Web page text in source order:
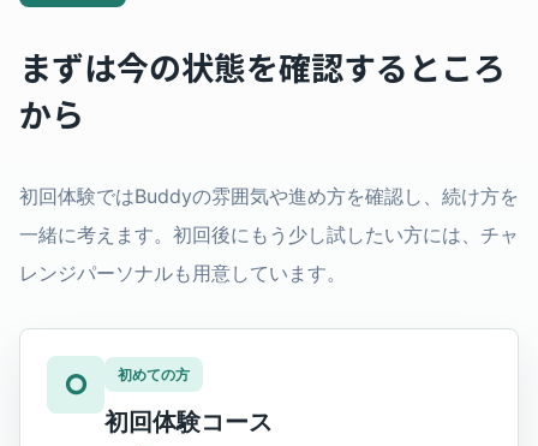
まずは今の状態を確認するところ
から
初回体験ではBuddyの雰囲気や進め方を確認し、続け方を
一緒に考えます。初回後にもう少し試したい方には、チャ
レンジパーソナルも用意しています。
○ 初めての方
初回体験コース